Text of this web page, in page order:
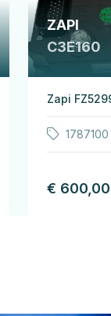
ZAPI
C3E160
Zapi
1787100
€ 600,00